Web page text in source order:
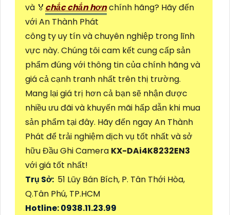
và ️🏅️ chắc chắn hơnchính hãng? Hãy đến
với An Thành Phát
công ty uy tín và chuyên nghiệp trong lĩnh
vực này. Chúng tôi cam kết cung cấp sản
phẩm đúng với thông tin của chính hãng và
giá cả cạnh tranh nhất trên thị trường.
Mang lại giá trị hơn cả bạn sẽ nhận được
nhiều ưu đãi và khuyến mãi hấp dẫn khi mua
sản phẩm tại đây. Hãy đến ngay An Thành
Phát để trải nghiệm dịch vụ tốt nhất và sở
hữu Đầu Ghi Camera KX-DAi4K8232EN3
với giá tốt nhất!
Trụ Sở: 51 Lũy Bán Bích, P. Tân Thới Hòa,
Q.Tân Phú, TP.HCM
Hotline: 0938.11.23.99